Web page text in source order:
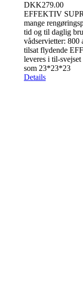
DKK279.00
EFFEKTIV
mange
tid og til daglig
vådservietter:
tilsat flydende
leveres i til-
som 23*23*23
Details